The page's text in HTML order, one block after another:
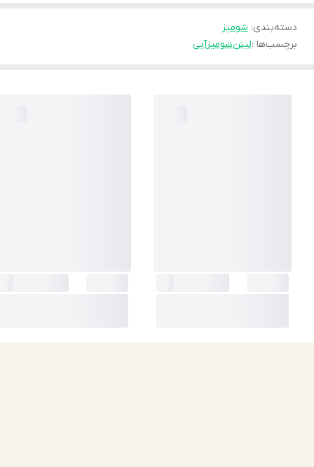
دسته‌بندی: شوميز
برچسب‌ها :لیننشومیزآبی